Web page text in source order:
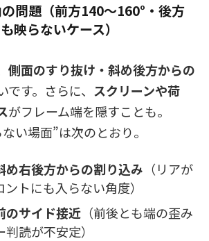
問題（前方140〜160°・後方
映らないケース）
側面のすり抜け・斜め後方からの
です。さらに、 スクリーンや荷
がフレーム端を隠すことも。
い場面”は次のとおり。
め右後方からの割り込み （リアが
トにも入らない角度）
のサイド接近 （前後とも端の歪み
読が不安定）